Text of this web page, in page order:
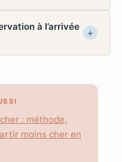
à l’arrivée
: méthode,
moins cher en